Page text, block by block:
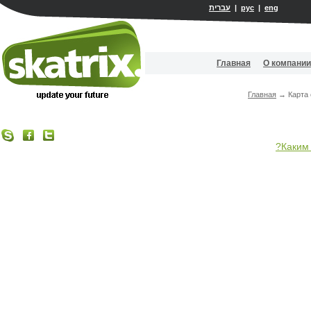
עברית | рус | eng
Главная О компании
Главная → Карта
Каким